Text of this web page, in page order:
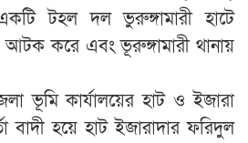
টহল দল ভুরুঙ্গামারী হাটে
আটক করে এবং ভূরুঙ্গামারী থানায়
ভূমি কার্যালয়ের হাট ও ইজারা
বাদী হয়ে হাট ইজারাদার ফরিদুল